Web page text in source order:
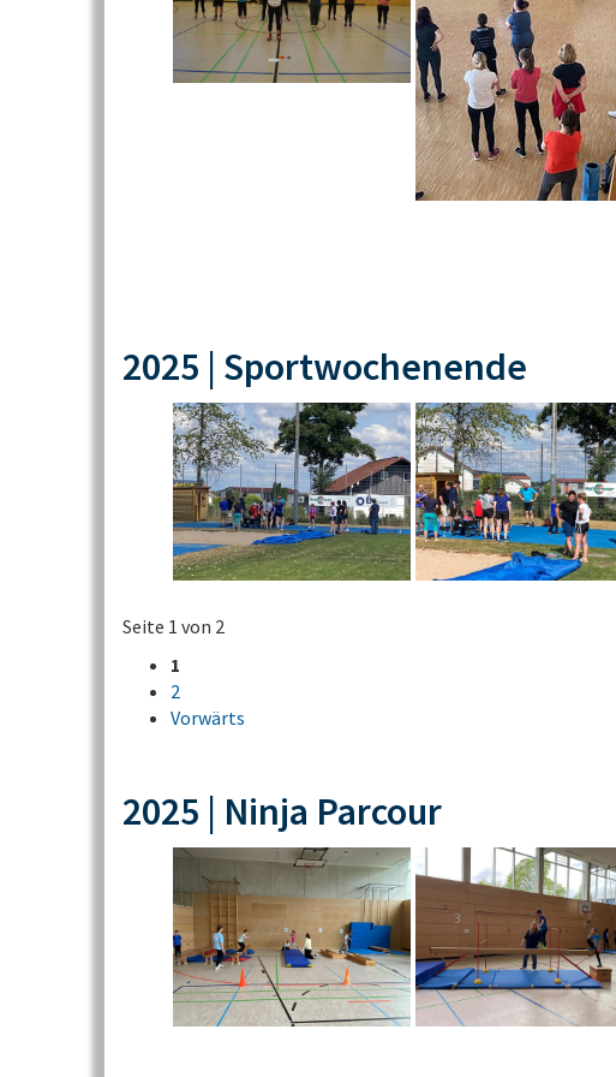
2025 | Sportwochenende
Seite 1 von 2
1
2
Vorwärts
2025 | Ninja Parcour